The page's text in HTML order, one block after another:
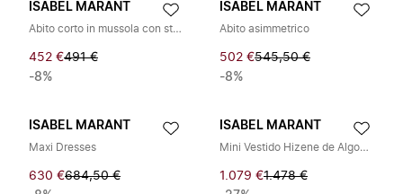
ISABEL MARANT
Abito corto in mussola con stampa
452 €491 €
-8%
ISABEL MARANT
Abito asimmetrico
502 €545,50 €
-8%
ISABEL MARANT
Maxi Dresses
630 €684,50 €
ISABEL MARANT
Mini Vestido Hizene de Algodón con Calado de Crochet
1.079 €1.478 €